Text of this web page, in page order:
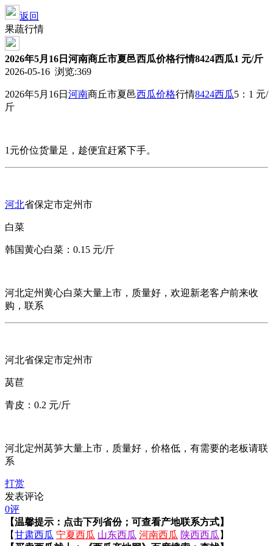
返回
果蔬行情
2026年5月16日河南商丘市夏邑西瓜价格行情8424西瓜1 元/斤
2026-05-16 浏览:369
2026年5月16日 河南商丘市夏邑西瓜价格行情8424西瓜5：1 元/
斤
1元价位货量足，趁便宜赶紧下手。
河北省保定市定州市
白菜
韩国黄心白菜：0.15 元/斤
河北定州黄心白菜大量上市，质量好，欢迎新老客户前来收
购，联系
河北省保定市定州市
莴苣
青皮：0.2 元/斤
河北定州莴笋大量上市，质量好，价格低，有需要的老板请联
系
打赏
发表评论
0评
【温馨提示：点击下列省份；可查看产地联系方式】
【甘肃西瓜 宁夏西瓜 山东西瓜 河南西瓜 陕西西瓜 】